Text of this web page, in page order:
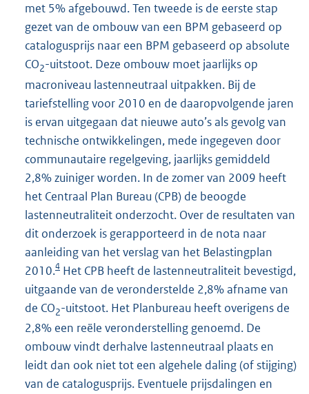
met 5% afgebouwd. Ten tweede is de eerste stap
gezet van de ombouw van een BPM gebaseerd op
catalogusprijs naar een BPM gebaseerd op absolute
CO2-uitstoot. Deze ombouw moet jaarlijks op
macroniveau lastenneutraal uitpakken. Bij de
tariefstelling voor 2010 en de daaropvolgende jaren
is ervan uitgegaan dat nieuwe auto’s als gevolg van
technische ontwikkelingen, mede ingegeven door
communautaire regelgeving, jaarlijks gemiddeld
2,8% zuiniger worden. In de zomer van 2009 heeft
het Centraal Plan Bureau (CPB) de beoogde
lastenneutraliteit onderzocht. Over de resultaten van
dit onderzoek is gerapporteerd in de nota naar
aanleiding van het verslag van het Belastingplan
2010.4 Het CPB heeft de lastenneutraliteit bevestigd,
uitgaande van de veronderstelde 2,8% afname van
de CO2-uitstoot. Het Planbureau heeft overigens de
2,8% een reële veronderstelling genoemd. De
ombouw vindt derhalve lastenneutraal plaats en
leidt dan ook niet tot een algehele daling (of stijging)
van de catalogusprijs. Eventuele prijsdalingen en